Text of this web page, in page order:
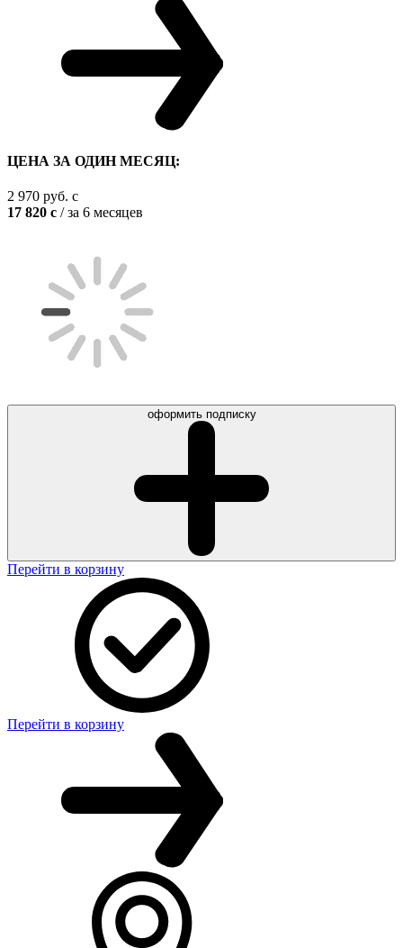
ЦЕНА ЗА ОДИН МЕСЯЦ:
2 970 руб. c
17 820 c / за 6 месяцев
оформить подписку
Перейти в корзину
Перейти в корзину